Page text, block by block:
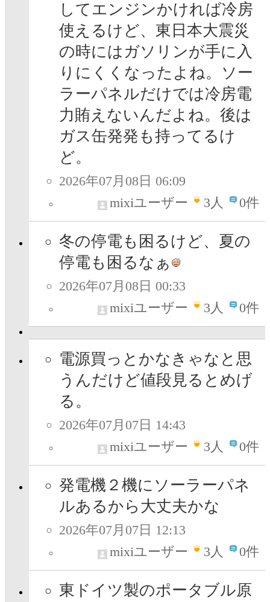
してエンジンかければ冷房
使えるけど、東日本大震災
の時にはガソリンが手に入
りにくくなったよね。ソー
ラーパネルだけでは冷房電
力賄えないんだよね。後は
ガス缶発発も持ってるけ
ど。
2026年07月08日 06:09
mixiユーザー
3人 0件
冬の停電も困るけど、夏の
停電も困るなぁ
2026年07月08日 00:33
mixiユーザー
3人 0件
電源買っとかなきゃなと思
うんだけど値段見るとめげ
る。
2026年07月07日 14:43
mixiユーザー
3人 0件
発電機２機にソーラーパネ
ルあるから大丈夫かな
2026年07月07日 12:13
mixiユーザー
3人 0件
東ドイツ製のポータブル原